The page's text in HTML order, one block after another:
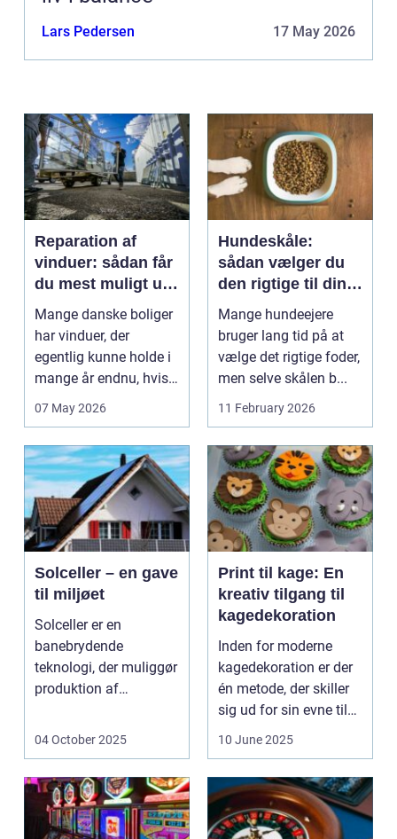
Lars Pedersen 17 May 2026
Reparation af
vinduer: sådan får
du mest muligt ud
af dine gamle
rammer
Mange danske boliger
har vinduer, der
egentlig kunne holde i
mange år endnu, hvis
de fik den r...
07 May 2026
Hundeskåle:
sådan vælger du
den rigtige til din
hund
Mange hundeejere
bruger lang tid på at
vælge det rigtige foder,
men selve skålen b...
11 February 2026
Solceller – en gave
til miljøet
Solceller er en
banebrydende
teknologi, der muliggør
produktion af
udnytt...
04 October 2025
Print til kage: En
kreativ tilgang til
kagedekoration
Inden for moderne
kagedekoration er der
én metode, der skiller
sig ud for sin evne til
at bri...
10 June 2025